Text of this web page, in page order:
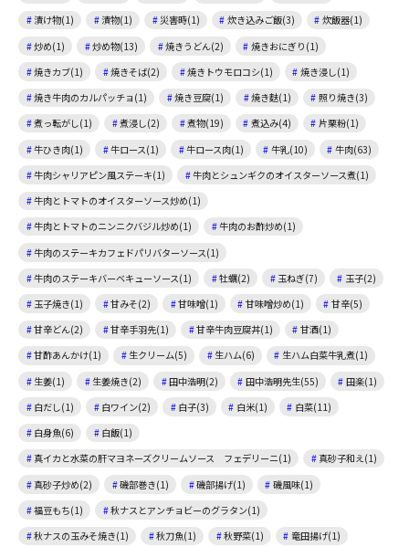
漬け物(1)
漬物(1) 災害時(1) 炊き込みご飯(3)
炊飯器(1)
炒め(1)
炒め物(13) 焼きうどん(2)
焼きおにぎり(1)
焼きカブ(1)
焼きそば(2) 焼きトウモロコシ(1)
焼き浸し(1)
焼き牛肉のカルパッチョ(1)
焼き豆腐(1) 焼き麩(1)
照り焼き(3)
煮っ転がし(1)
煮浸し(2) 煮物(19) 煮込み(4)
片栗粉(1)
牛ひき肉(1)
牛ロース(1) 牛ロース肉(1) 牛乳(10)
牛肉(63)
牛肉シャリアピン風ステーキ(1)
牛肉とシュンギクのオイスターソース煮(1)
牛肉とトマトのオイスターソース炒め(1)
牛肉とトマトのニンニクバジル炒め(1)
牛肉のお酢炒め(1)
牛肉のステーキカフェドパリバターソース(1)
牛肉のステーキバーベキューソース(1)
牡蠣(2) 玉ねぎ(7)
玉子(2)
玉子焼き(1)
甘みそ(2) 甘味噌(1) 甘味噌炒め(1)
甘辛(5)
甘辛どん(2)
甘辛手羽先(1) 甘辛牛肉豆腐丼(1)
甘酒(1)
甘酢あんかけ(1)
生クリーム(5) 生ハム(6)
生ハム白菜牛乳煮(1)
生姜(1)
生姜焼き(2) 田中浩明(2) 田中浩明先生(55)
田楽(1)
白だし(1)
白ワイン(2) 白子(3) 白米(1)
白菜(11)
白身魚(6)
白飯(1)
真イカと水菜の肝マヨネーズクリームソース フェデリーニ(1)
真砂子和え(1)
真砂子炒め(2)
磯部巻き(1) 磯部揚げ(1)
磯風味(1)
福豆もち(1)
秋ナスとアンチョビーのグラタン(1)
秋ナスの玉みそ焼き(1)
秋刀魚(1) 秋野菜(1)
竜田揚げ(1)